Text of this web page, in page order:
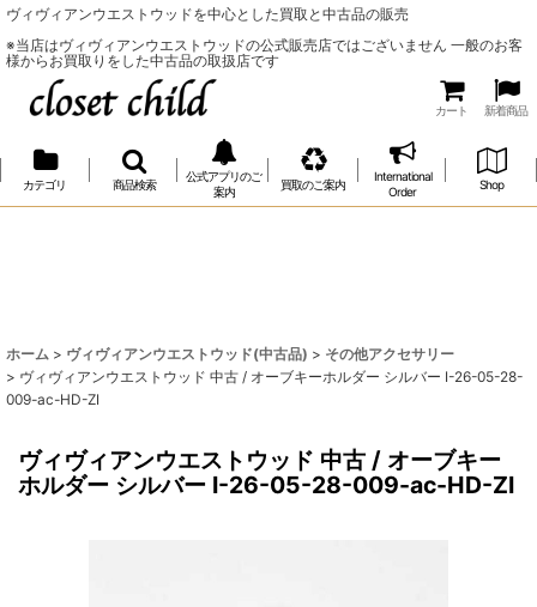
ヴィヴィアンウエストウッドを中心とした買取と中古品の販売
※当店はヴィヴィアンウエストウッドの公式販売店ではございません 一般のお客
様からお買取りをした中古品の取扱店です
カート 新着商品
カテゴリ 商品検索
公式アプリのご
案内
買取のご案内
International
Order
Shop
ホーム > ヴィヴィアンウエストウッド(中古品) > その他アクセサリー
> ヴィヴィアンウエストウッド 中古 / オーブキーホルダー シルバー I-26-05-28-
009-ac-HD-ZI
ヴィヴィアンウエストウッド 中古 / オーブキー
ホルダー シルバー I-26-05-28-009-ac-HD-ZI